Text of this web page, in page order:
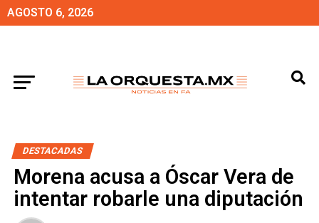
AGOSTO 6, 2026
DESTACADAS
Morena acusa a Óscar Vera de
intentar robarle una diputación